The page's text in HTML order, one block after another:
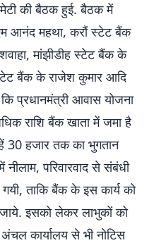
की बैठक हुई. बैठक में
आनंद महथा, करौं स्टेट बैंक
मांझीडीह स्टेट बैंक के
बैंक के राजेश कुमार आदि
प्रधानमंत्री आवास योजना
राशि बैंक खाता में जमा है
30 हजार तक का भुगतान
परिवारवाद से संबंधी
ताकि बैंक के इस कार्य को
इसको लेकर लाभुकों को
अंचल कार्यालय से भी नोटिस